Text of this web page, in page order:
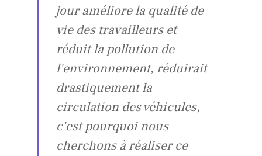
jour améliore la qualité de
vie des travailleurs et
réduit la pollution de
l'environnement, réduirait
drastiquement la
circulation des véhicules,
c'est pourquoi nous
cherchons à réaliser ce